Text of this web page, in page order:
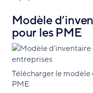
Modèle
pour les PME
Télécharger le modèle
PME